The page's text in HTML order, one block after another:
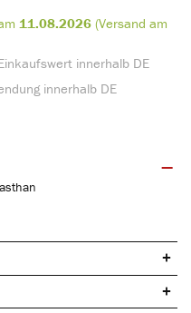
innerhalb DE
innerhalb DE
11.08.2026(Versand am
Modal (Micro) | 5% Elasthan